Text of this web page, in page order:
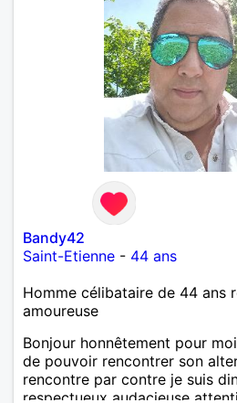
Bandy42
Saint-Etienne - 44 ans
Homme célibataire de 44 ans
amoureuse
Bonjour honnêtement pour
de pouvoir rencontrer son
rencontre par contre je suis
respectueux audacieuse